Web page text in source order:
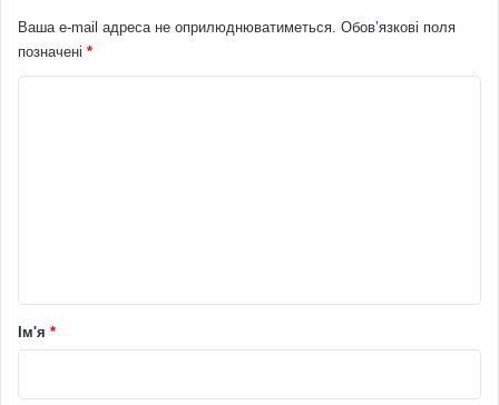
Ваша e-mail адреса не оприлюднюватиметься. Обов’язкові поля
позначені *
рІм'я *